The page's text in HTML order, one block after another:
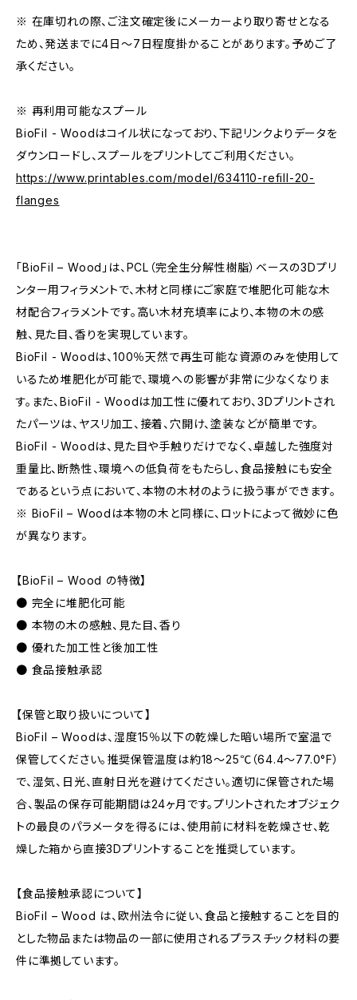
※ 在庫切れの際、ご注文確定後にメーカーより取り寄せとなる
ため、発送までに4日～7日程度掛かることがあります。予めご了
承ください。
※ 再利用可能なスプール
BioFil - Woodはコイル状になっており、下記リンクよりデータを
ダウンロードし、スプールをプリントしてご利用ください。
https://www.printables.com/model/634110-refill-20-
flanges
「BioFil – Wood」は、PCL（完全生分解性樹脂）ベースの3Dプリ
ンター用フィラメントで、木材と同様にご家庭で堆肥化可能な木
材配合フィラメントです。高い木材充填率により、本物の木の感
触、見た目、香りを実現しています。
BioFil - Woodは、100％天然で再生可能な資源のみを使用して
いるため堆肥化が可能で、環境への影響が非常に少なくなりま
す。また、BioFil - Woodは加工性に優れており、3Dプリントされ
たパーツは、ヤスリ加工、接着、穴開け、塗装などが簡単です。
BioFil - Woodは、見た目や手触りだけでなく、卓越した強度対
重量比、断熱性、環境への低負荷をもたらし、食品接触にも安全
であるという点において、本物の木材のように扱う事ができます。
※ BioFil – Woodは本物の木と同様に、ロットによって微妙に色
が異なります。
【BioFil – Wood の特徴】
● 完全に堆肥化可能
● 本物の木の感触、見た目、香り
● 優れた加工性と後加工性
● 食品接触承認
【保管と取り扱いについて】
BioFil – Woodは、湿度15％以下の乾燥した暗い場所で室温で
保管してください。推奨保管温度は約18～25℃（64.4～77.0°F）
で、湿気、日光、直射日光を避けてください。適切に保管された場
合、製品の保存可能期間は24ヶ月です。プリントされたオブジェク
トの最良のパラメータを得るには、使用前に材料を乾燥させ、乾
燥した箱から直接3Dプリントすることを推奨しています。
【食品接触承認について】
BioFil – Wood は、欧州法令に従い、食品と接触することを目的
とした物品または物品の一部に使用されるプラスチック材料の要
件に準拠しています。